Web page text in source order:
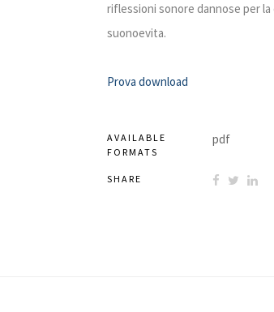
riflessioni sonore dannose per
suonoevita.
Prova download
AVAILABLE
FORMATS
pdf
SHARE